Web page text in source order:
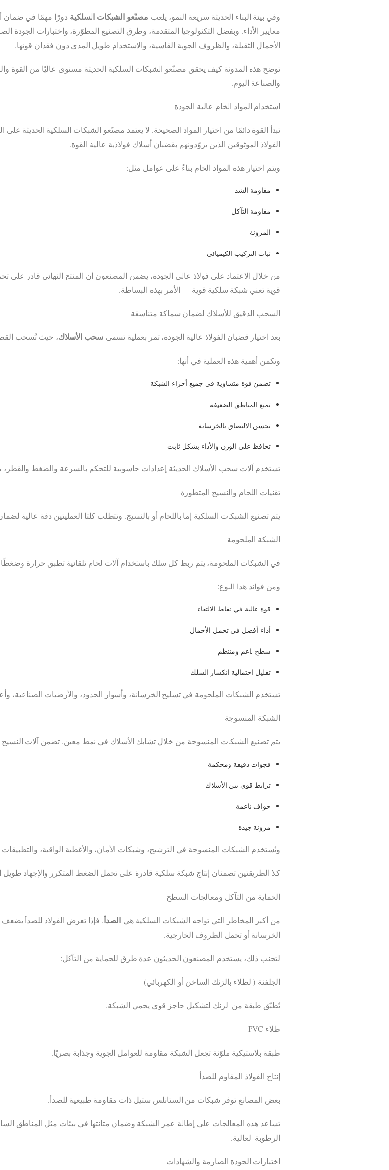
وفي بيئة البناء الحديثة سريعة النمو، يلعب مصنّعو الشبكات السلكية دورًا مهمًا في ضمان
معايير الأداء. وبفضل التكنولوجيا المتقدمة، وطرق التصنيع المطوّرة، واختبارات الجودة
الأحمال الثقيلة، والظروف الجوية القاسية، والاستخدام طويل المدى دون فقدان قوتها.
توضح هذه المدونة كيف يحقق مصنّعو الشبكات السلكية الحديثة مستوى عاليًا من القوة
والصناعة اليوم.
استخدام المواد الخام عالية الجودة
تبدأ القوة دائمًا من اختيار المواد الصحيحة. لا يعتمد مصنّعو الشبكات السلكية الحديثة
الفولاذ الموثوقين الذين يزوّدونهم بقضبان أسلاك فولاذية عالية القوة.
ويتم اختيار هذه المواد الخام بناءً على عوامل مثل:
مقاومة الشد
مقاومة التآكل
المرونة
ثبات التركيب الكيميائي
من خلال الاعتماد على فولاذ عالي الجودة، يضمن المصنعون أن المنتج النهائي قادر على
قوية تعني شبكة سلكية قوية — الأمر بهذه البساطة.
السحب الدقيق للأسلاك لضمان سماكة متناسقة
بعد اختيار قضبان الفولاذ عالية الجودة، تمر بعملية تسمى سحب الأسلاك، حيث تُسحب
وتكمن أهمية هذه العملية في أنها:
تضمن قوة متساوية في جميع أجزاء الشبكة
تمنع المناطق الضعيفة
تحسن الالتصاق بالخرسانة
تحافظ على الوزن والأداء بشكل ثابت
تستخدم آلات سحب الأسلاك الحديثة إعدادات حاسوبية للتحكم بالسرعة والضغط
تقنيات اللحام والنسيج المتطورة
يتم تصنيع الشبكات السلكية إما باللحام أو بالنسيج. وتتطلب كلتا العمليتين دقة عالية
الشبكة الملحومة
في الشبكات الملحومة، يتم ربط كل سلك باستخدام آلات لحام تلقائية تطبق حرارة
ومن فوائد هذا النوع:
قوة عالية في نقاط الالتقاء
أداء أفضل في تحمل الأحمال
سطح ناعم ومنتظم
تقليل احتمالية انكسار السلك
تستخدم الشبكات الملحومة في تسليح الخرسانة، وأسوار الحدود، والأرضيات الصناعية،
الشبكة المنسوجة
يتم تصنيع الشبكات المنسوجة من خلال تشابك الأسلاك في نمط معين. تضمن آلات النسيج
فجوات دقيقة ومحكمة
ترابط قوي بين الأسلاك
حواف ناعمة
مرونة جيدة
وتُستخدم الشبكات المنسوجة في الترشيح، وشبكات الأمان، والأغطية الواقية، والتطبيقات
كلا الطريقتين تضمنان إنتاج شبكة سلكية قادرة على تحمل الضغط المتكرر والإجهاد طويل
الحماية من التآكل ومعالجات السطح
من أكبر المخاطر التي تواجه الشبكات السلكية هي الصدأ. فإذا تعرض الفولاذ للصدأ
الخرسانة أو تحمل الظروف الخارجية.
لتجنب ذلك، يستخدم المصنعون الحديثون عدة طرق للحماية من التآكل:
الجلفنة (الطلاء بالزنك الساخن أو الكهربائي)
تُطبّق طبقة من الزنك لتشكيل حاجز قوي يحمي الشبكة.
طلاء PVC
طبقة بلاستيكية ملوّنة تجعل الشبكة مقاومة للعوامل الجوية وجذابة بصريًا.
إنتاج الفولاذ المقاوم للصدأ
بعض المصانع توفر شبكات من الستانلس ستيل ذات مقاومة طبيعية للصدأ.
تساعد هذه المعالجات على إطالة عمر الشبكة وضمان متانتها في بيئات مثل المناطق
الرطوبة العالية.
اختبارات الجودة الصارمة والشهادات